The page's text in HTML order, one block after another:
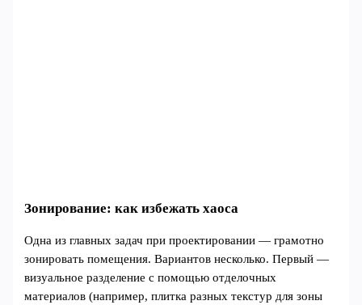
Зонирование: как избежать хаоса
Одна из главных задач при проектировании — грамотно
зонировать помещения. Вариантов несколько. Первый —
визуальное разделение с помощью отделочных
материалов (например, плитка разных текстур для зоны